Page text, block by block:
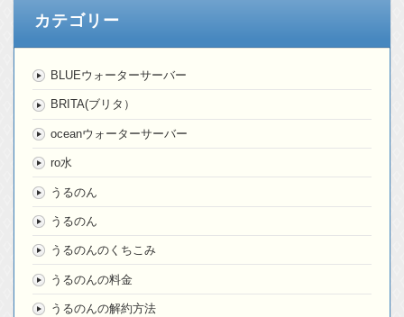
カテゴリー
BLUEウォーターサーバー
BRITA(ブリタ）
oceanウォーターサーバー
ro水
うるのん
うるのん
うるのんのくちこみ
うるのんの料金
うるのんの解約方法